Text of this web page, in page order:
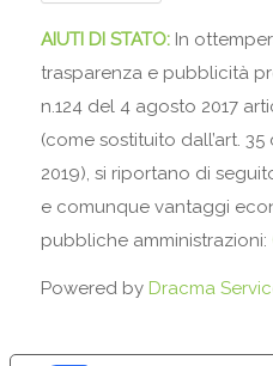
AIUTI DI STATO: In
trasparenza e pubblicità
n.124 del 4 agosto 2017
(come sostituito dall’art.
2019), si riportano di
e comunque vantaggi
pubbliche amministrazioni:
Powered by Dracma